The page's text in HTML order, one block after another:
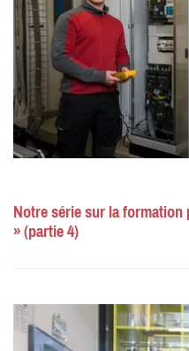
Notre série sur la
» (partie 4)